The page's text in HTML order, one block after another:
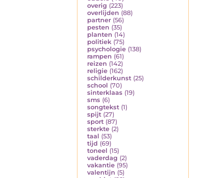
overig (223)
overlijden (88)
partner (56)
pesten (35)
planten (14)
politiek (75)
psychologie (138)
rampen (61)
reizen (142)
religie (162)
schilderkunst (25)
school (70)
sinterklaas (19)
sms (6)
songtekst (1)
spijt (27)
sport (87)
sterkte (2)
taal (53)
tijd (69)
toneel (15)
vaderdag (2)
vakantie (95)
valentijn (5)